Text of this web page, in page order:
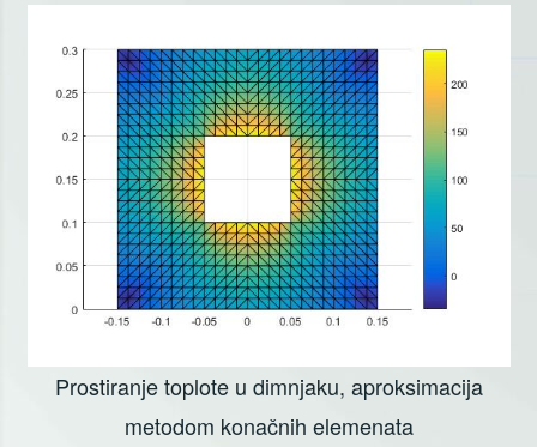
Prostiranje toplote u dimnjaku, aproksimacija
metodom konačnih elemenata